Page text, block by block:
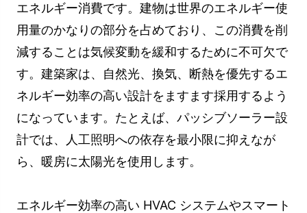
エネルギー消費です。建物は世界のエネルギー使
用量のかなりの部分を占めており、この消費を削
減することは気候変動を緩和するために不可欠で
す。建築家は、自然光、換気、断熱を優先するエ
ネルギー効率の高い設計をますます採用するよう
になっています。たとえば、パッシブソーラー設
計では、人工照明への依存を最小限に抑えなが
ら、暖房に太陽光を使用します。
エネルギー効率の高い HVAC システムやスマート